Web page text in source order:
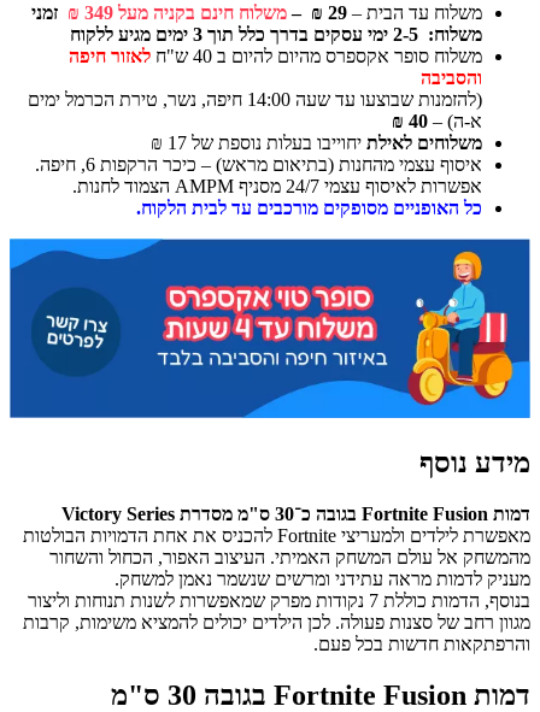
משלוח עד הבית – 29 ₪ – משלוח חינם בקניה מעל 349 ₪
זמני
משלוח: 2-5 ימי עסקים בדרך כלל תוך 3 ימים מגיע ללקוח
משלוח סופר אקספרס מהיום להיום ב 40 ש"ח
לאזור חיפה
והסביבה
(להזמנות שבוצעו עד שעה 14:00 חיפה, נשר, טירת הכרמל ימים
א-ה) – 40 ₪
משלוחים לאילתיחוייבו בעלות נוספת של 17 ₪
איסוף עצמי מהחנות (בתיאום מראש) – כיכר הרקפות 6, חיפה.
אפשרות לאיסוף עצמי 24/7 מסניף AMPM הצמוד לחנות.
כל האופניים מסופקים מורכבים עד לבית הלקוח.
מידע נוסף
דמות Fortnite Fusion בגובה כ־30 ס"מ מסדרת Victory Series
מאפשרת לילדים ולמעריצי Fortnite להכניס את אחת הדמויות הבולטות
מהמשחק אל עולם המשחק האמיתי. העיצוב האפור, הכחול והשחור
מעניק לדמות מראה עתידני ומרשים שנשמר נאמן למשחק.
בנוסף, הדמות כוללת 7 נקודות מפרק שמאפשרות לשנות תנוחות וליצור
מגוון רחב של סצנות פעולה. לכן הילדים יכולים להמציא משימות, קרבות
והרפתקאות חדשות בכל פעם.
דמות Fortnite Fusion בגובה 30 ס"מ